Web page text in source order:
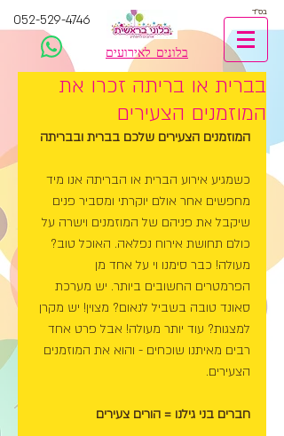
052-529-4746
בלונים לאירועים
בס"ד
בברית או בריתה זכרו את
המוזמנים הצעירים
המוזמנים הצעירים שלכם בברית ובבריתה
כשמגיע אירוע הברית או הבריתה אנו מיד
מחפשים אחר אולם יוקרתי ומסביר פנים
שיקבל את פניהם של המוזמנים וישרה על
כולם תחושת אירוח נפלאה. האוכל טוב?
מעולה! כבר סימנו וי על אחד מן
הפרמטרים החשובים ביותר. יש מערכת
סאונד טובה בשביל לנאום? מצוין! יש מקרן
למצגות? עוד יותר מעולה! אבל פרט אחד
רבים מאיתנו שוכחים - והוא את המוזמנים
הצעירים.
חברים בני גילנו = הורים צעירים